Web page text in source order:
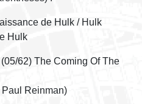
de Hulk / Hulk
Hulk
62) The Coming Of The
Reinman)